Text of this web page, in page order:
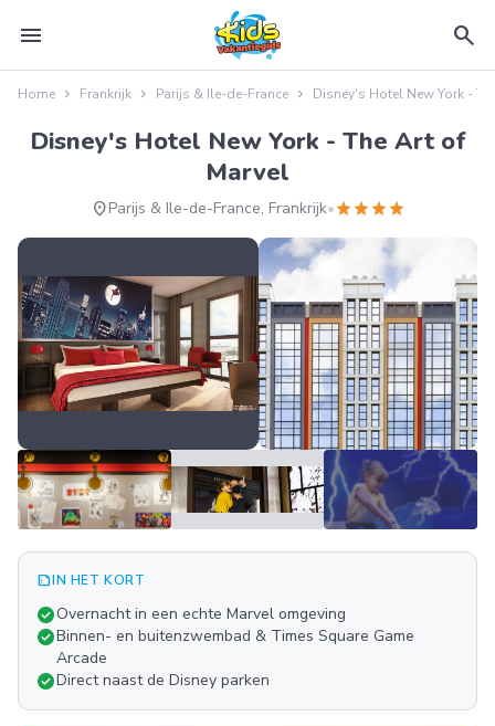
menu search
Home Frankrijk Parijs & Ile-de-France Disney's Hotel New York -
Disney's Hotel New York - The Art of
Marvel
location_onParijs & Ile-de-France, Frankrijk•starstarstarstar
FOTO'S
summarizeIN HET KORT
check_circleOvernacht in een echte Marvel omgeving
check_circleBinnen- en buitenzwembad & Times Square Game
Arcade
check_circleDirect naast de Disney parken